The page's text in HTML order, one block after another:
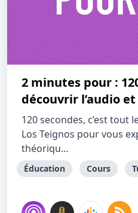
2 minutes pour :
découvrir l’audio
120 secondes, c’est tout
Los Teignos pour vous
théoriqu...
Éducation Cours